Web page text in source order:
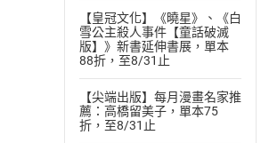
【皇冠文化】《曉星》、《白
雪公主殺人事件【童話破滅
版】》新書延伸書展，單本
88折，至8/31止
【尖端出版】每月漫畫名家推
薦：高橋留美子，單本75
折，至8/31止